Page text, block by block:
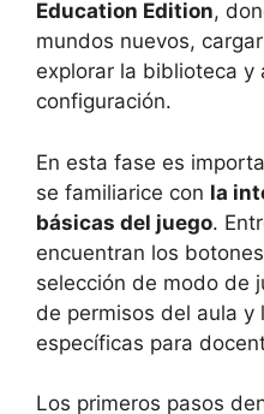
Education Edition,
mundos nuevos,
explorar la biblioteca y
configuración.
En esta fase es
se familiarice con la
básicas del juego.
encuentran los
selección de modo de
de permisos del aula y
específicas para
Los primeros pasos